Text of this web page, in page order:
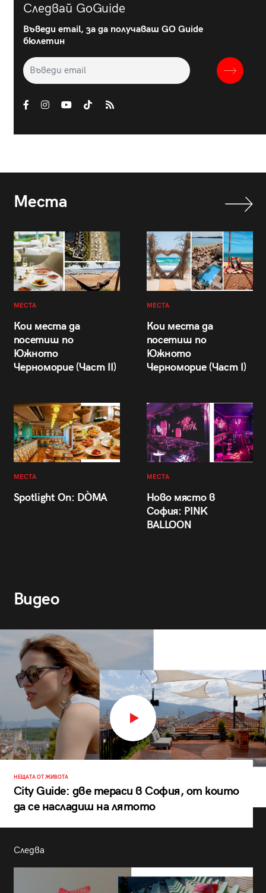
Следвай GoGuide
Въведи email, за да получаваш GO Guide
бюлетин
Места
МЕСТА
Кои места да
посетиш по
Южното
Черноморие (Част II)
МЕСТА
Кои места да
посетиш по
Южното
Черноморие (Част I)
МЕСТА
Spotlight On: DÒMA
МЕСТА
Ново място в
София: PINK
BALLOON
Видео
НЕЩАТА ОТ ЖИВОТА
City Guide: две тераси в София, от които
да се насладиш на лятото
Следва